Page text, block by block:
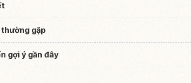
thường gặp
gợi ý gần đây